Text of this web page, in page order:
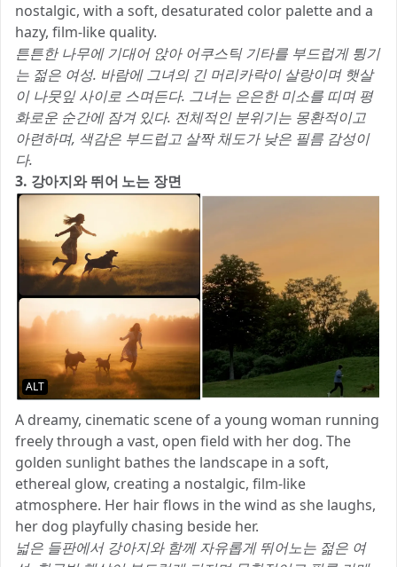
nostalgic, with a soft, desaturated color palette and a
hazy, film-like quality.
튼튼한 나무에 기대어 앉아 어쿠스틱 기타를 부드럽게 튕기
는 젊은 여성. 바람에 그녀의 긴 머리카락이 살랑이며 햇살
이 나뭇잎 사이로 스며든다. 그녀는 은은한 미소를 띠며 평
화로운 순간에 잠겨 있다. 전체적인 분위기는 몽환적이고
아련하며, 색감은 부드럽고 살짝 채도가 낮은 필름 감성이
다.
3. 강아지와 뛰어 노는 장면
ALT
A dreamy, cinematic scene of a young woman running
freely through a vast, open field with her dog. The
golden sunlight bathes the landscape in a soft,
ethereal glow, creating a nostalgic, film-like
atmosphere. Her hair flows in the wind as she laughs,
her dog playfully chasing beside her.
넓은 들판에서 강아지와 함께 자유롭게 뛰어노는 젊은 여